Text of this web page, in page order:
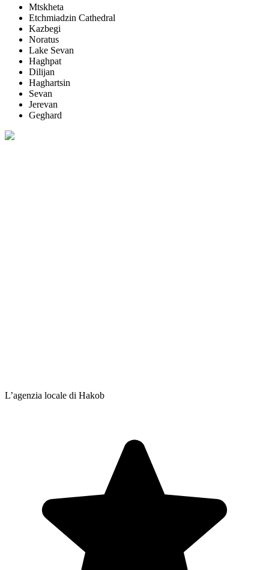
Mtskheta
Etchmiadzin Cathedral
Kazbegi
Noratus
Lake Sevan
Haghpat
Dilijan
Haghartsin
Sevan
Jerevan
Geghard
L’agenzia locale di Hakob